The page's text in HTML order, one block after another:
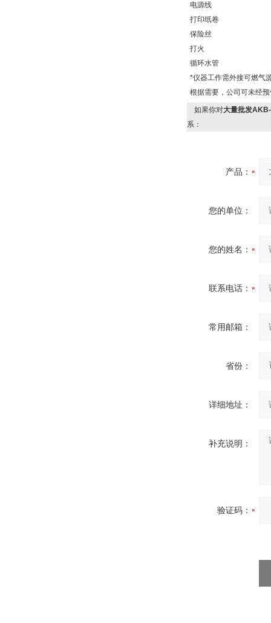
电源线
打印纸卷
保险丝
打火
循环水管
*仪器工作需外接可燃气
根据需要，公司可未经
如果你对大量批发
系：
产品：
您的单位：
您的姓名：
联系电话：
常用邮箱：
省份：
详细地址：
补充说明：
验证码：